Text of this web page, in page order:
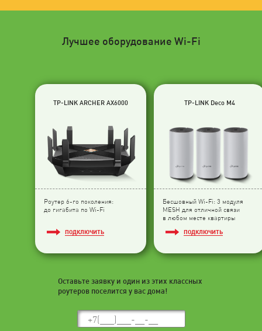
Лучшее оборудование Wi-Fi
TP-LINK ARCHER AX6000
Роутер 6-го поколения:
до гигабита по Wi-Fi
ПОДКЛЮЧИТЬ
TP-LINK Deco M4
Бесшовный Wi-Fi: 3 модуля
МESH для отличной связи
в любом месте квартиры
ПОДКЛЮЧИТЬ
Оставьте заявку и один из этих классных
роутеров поселится у вас дома!